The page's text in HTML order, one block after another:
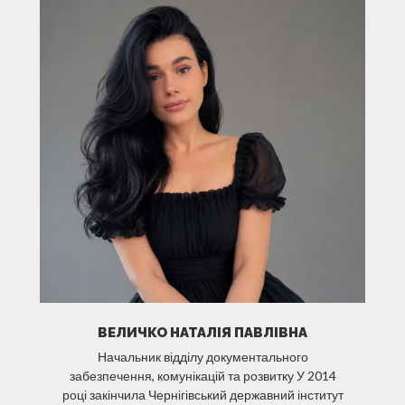
ВЕЛИЧКО НАТАЛІЯ ПАВЛІВНА
Начальник відділу документального
забезпечення, комунікацій та розвитку У 2014
році закінчила Чернігівський державний інститут